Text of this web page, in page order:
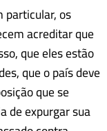
particular, os
acreditar que
que eles estão
que o país deve
que se
de expurgar sua